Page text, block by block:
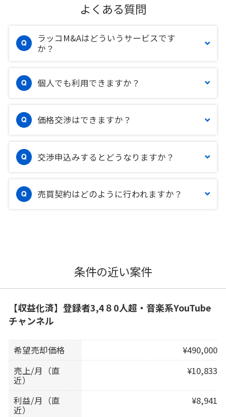
よくある質問
ラッコM&Aはどういうサービスです
か？
個人でも利用できますか？
価格交渉はできますか？
交渉申込みするとどうなりますか？
売買契約はどのように行われますか？
条件の近い案件
【収益化済】登録者3,4８0人超・音楽系YouTube
チャンネル
希望売却価格
¥490,000
売上/月（直
近）
¥10,833
利益/月（直
近）
¥8,941